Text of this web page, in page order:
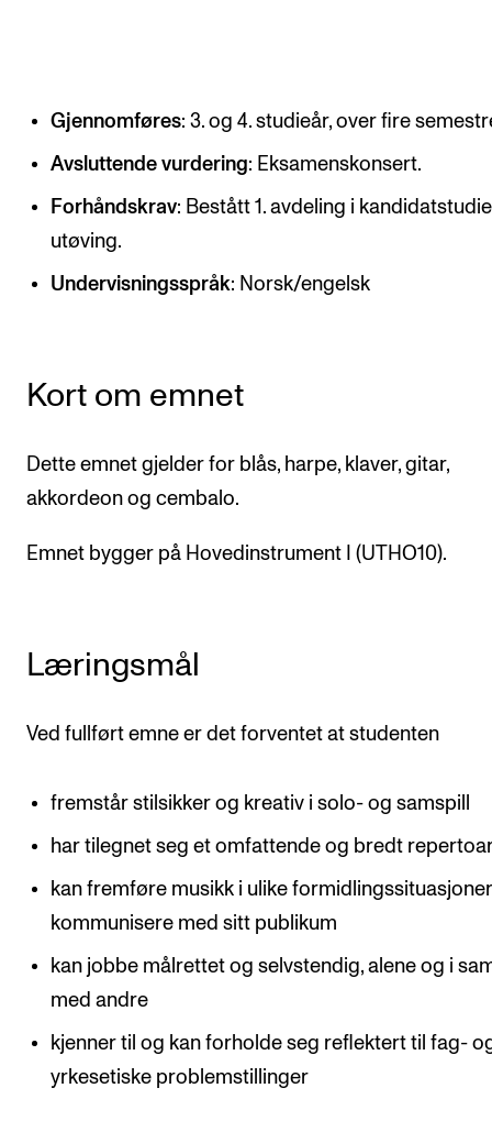
FORSKNING
CERM
CREMAH
NordART
Utveksling
Samarbeidsprosjekter
Nyheter og historier
INFO
Kontakt oss
For ansatte og studenter
Gjennomføres: 3. og 4. studieår, over fire
Avsluttende vurdering: Eksamenskonsert.
Forhåndskrav: Bestått 1. avdeling i
utøving.
Undervisningsspråk: Norsk/engelsk
Kort om emnet
Dette emnet gjelder for blås, harpe, klaver, gitar,
akkordeon og cembalo.
Emnet bygger på Hovedinstrument I (UTHO10).
Læringsmål
Ved fullført emne er det forventet at studenten
fremstår stilsikker og kreativ i solo- og samspill
har tilegnet seg et omfattende og bredt
kan fremføre musikk i ulike
kommunisere med sitt publikum
kan jobbe målrettet og selvstendig, alene og i
med andre
kjenner til og kan forholde seg reflektert til fag-
yrkesetiske problemstillinger